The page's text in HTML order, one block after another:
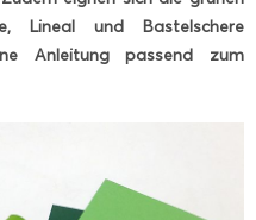
Lineal und Bastelschere
Anleitung passend zum